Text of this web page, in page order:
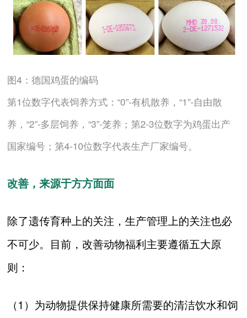
图4：德国鸡蛋的编码
第1位数字代表饲养方式：“0”-有机散养，“1”-自由散
养，“2”-多层饲养，“3”-笼养；第2-3位数字为鸡蛋出产
国家编号；第4-10位数字代表生产厂家编号。
改善，来源于方方面面
除了遗传育种上的关注，生产管理上的关注也必
不可少。目前，改善动物福利主要遵循五大原
则：
（1）为动物提供保持健康所需要的清洁饮水和饲